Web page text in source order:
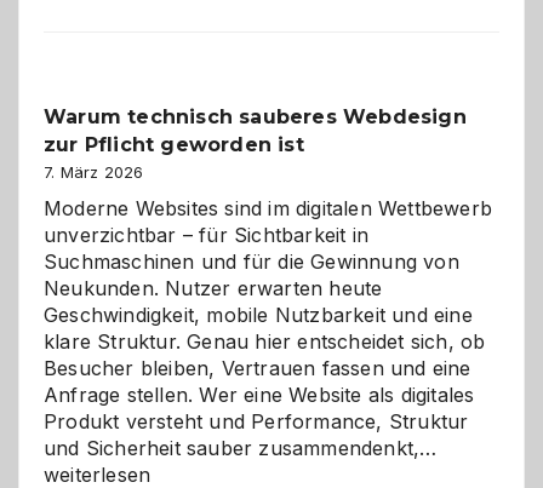
den
Logikrätseln
Warum technisch sauberes Webdesign
zur Pflicht geworden ist
7. März 2026
Moderne Websites sind im digitalen Wettbewerb
unverzichtbar – für Sichtbarkeit in
Suchmaschinen und für die Gewinnung von
Neukunden. Nutzer erwarten heute
Geschwindigkeit, mobile Nutzbarkeit und eine
klare Struktur. Genau hier entscheidet sich, ob
Besucher bleiben, Vertrauen fassen und eine
Anfrage stellen. Wer eine Website als digitales
Produkt versteht und Performance, Struktur
und Sicherheit sauber zusammendenkt,…
weiterlesen